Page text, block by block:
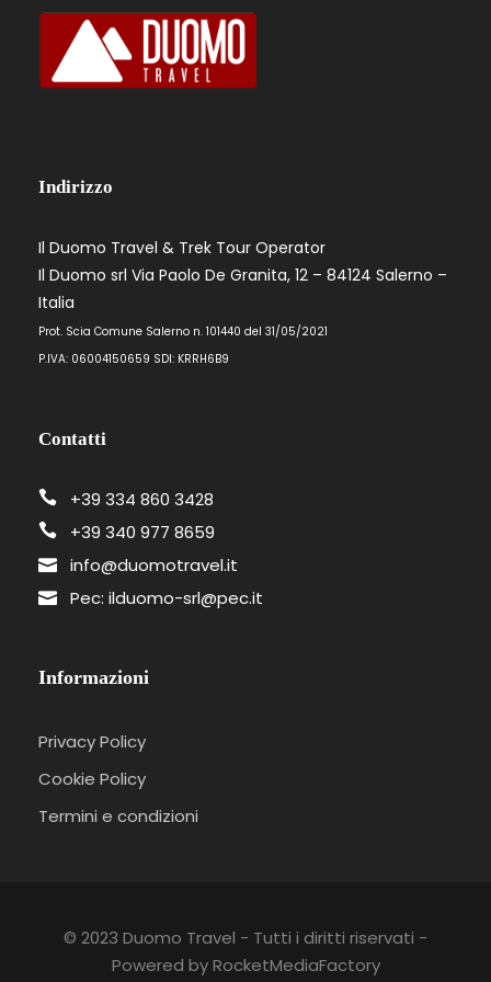
Airways
Bagaglio da Stiva (23kg) + Bagaglio a
mano (8kg & 55cmx35cmx25cm)
accompagnatore durante tutto il viaggio
Assicurazione medico bagaglio
(Shinkansen)
Tempio Kiyomizudera, Castello di Nijojo,
Tasse e pratiche d'agenzia
SERVIZI NON INCLUSI
Ingresso alle attrazioni non incluse nel
Mance
Tutto ciò non menzionato in "servizi
inclusi"
POLITICHE DI CANCELLAZIONE
Indirizzo
Il Duomo Travel & Trek Tour Operator
Il Duomo srl Via Paolo De Granita, 12 – 84124 Salerno –
Italia
Prot. Scia Comune Salerno n. 101440 del 31/05/2021
P.IVA: 06004150659 SDI: KRRH6B9
Contatti
+39 334 860 3428
+39 340 977 8659
info@duomotravel.it
Pec: ilduomo-srl@pec.it
Informazioni
Privacy Policy
Cookie Policy
Termini e condizioni
© 2023 Duomo Travel - Tutti i diritti riservati -
Powered by RocketMediaFactory